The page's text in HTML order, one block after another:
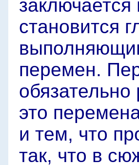
становится
перемен.
это
и тем, что
так, что в